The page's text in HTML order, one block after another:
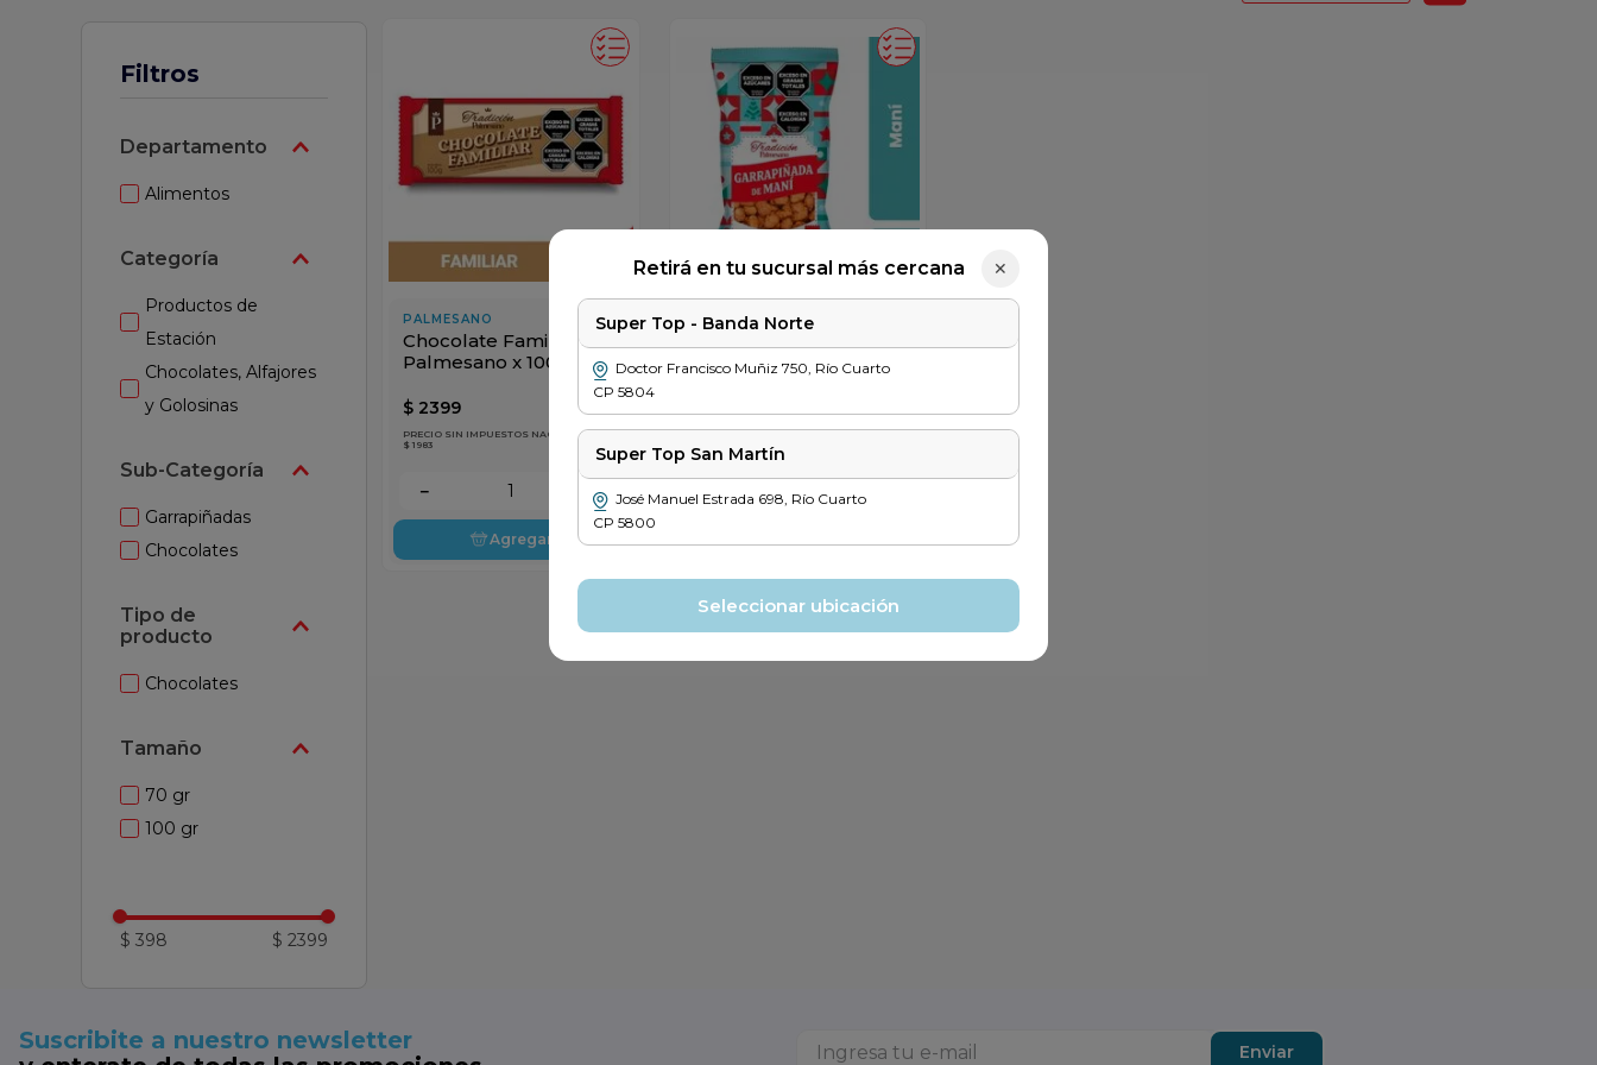
Retirá en tu sucursal más cercana ✕
Super Top - Banda Norte
Doctor Francisco Muñiz 750, Río Cuarto
CP 5804
Super Top San Martín
José Manuel Estrada 698, Río Cuarto
CP 5800
Seleccionar ubicación
Filtros
Departamento
Alimentos
Categoría
Productos de
Estación
Chocolates, Alfajores
y Golosinas
Sub-Categoría
Garrapiñadas
Chocolates
Chocolates
Tamaño
70 gr
100 gr
$ 398 $ 2399
PALMESANO
Chocolate Familiar
Palmesano x 100gr
$ 2399
PRECIO SIN IMPUESTOS NACIONALES
$ 1983
＋
－
Agregar
PALMESANO
Palmesano x 70gr
PRECIO SIN IMPUESTOS NACIONALES
－
Suscribite a nuestro newsletter
Enviar